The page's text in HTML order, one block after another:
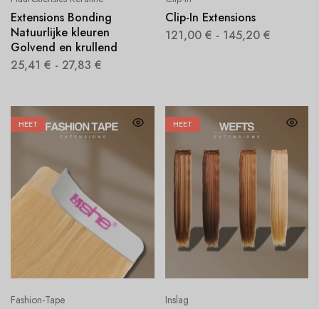
Extensions Bonding
Natuurlijke kleuren
Golvend en krullend
25,41 € - 27,83 €
Clip-In Extensions
121,00 € - 145,20 €
HEET
Fashion-Tape
HEET
Inslag